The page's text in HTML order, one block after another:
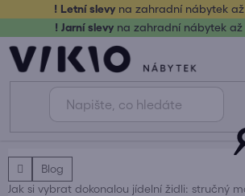
obsah
! Letní slevy na zahradní nábytek až
! Jarní slevy na zahradní nábytek až
DomůBlog
Jak si vybrat dokonalou jídelní židli: stručný